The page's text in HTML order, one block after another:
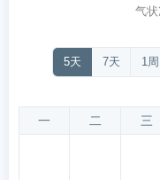
气
5天 7天 1周
一 二 三